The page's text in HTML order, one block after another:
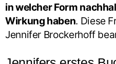
in welcher Form
Wirkung haben. Diese
Jennifer Brockerhoff